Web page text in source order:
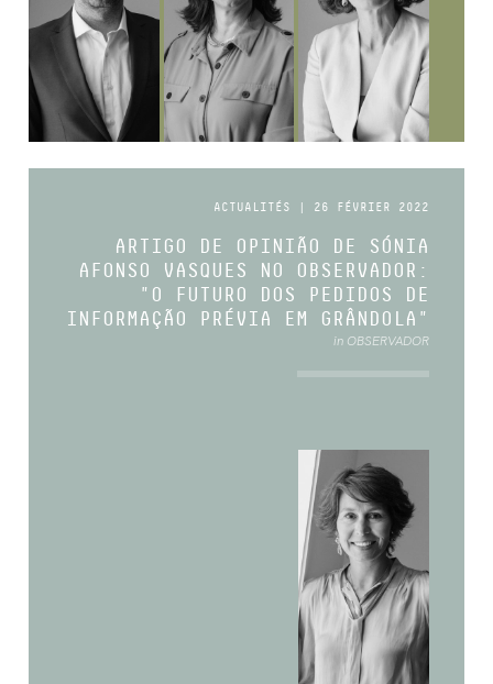
ACTUALITÉS | 26 FÉVRIER 2022
ARTIGO DE OPINIÃO DE SÓNIA
AFONSO VASQUES NO OBSERVADOR:
"O FUTURO DOS PEDIDOS DE
INFORMAÇÃO PRÉVIA EM GRÂNDOLA"
in OBSERVADOR